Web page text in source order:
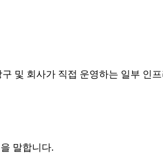
및 회사가 직접 운영하는 일부 인
말합니다.